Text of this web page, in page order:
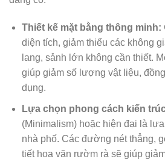
Thiết kế mặt bằng thông minh:
diện tích, giảm thiểu các không
lang, sảnh lớn không cần thiết.
giúp giảm số lượng vật liệu,
dụng.
Lựa chọn phong cách kiến
(Minimalism) hoặc hiện đại là
nhà phố. Các đường nét thẳng,
tiết hoa văn rườm rà sẽ giúp